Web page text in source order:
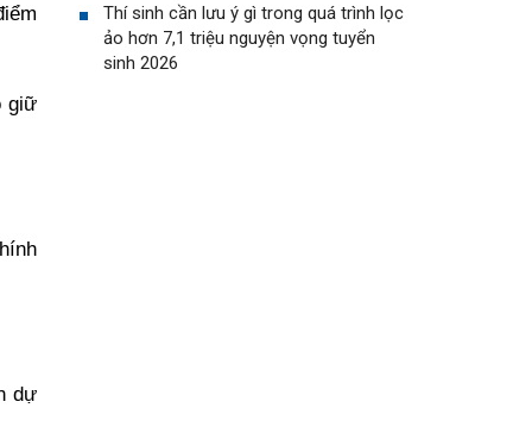
giữ
dự
Thí sinh cần lưu ý gì trong quá trình lọc
ảo hơn 7,1 triệu nguyện vọng tuyển
sinh 2026